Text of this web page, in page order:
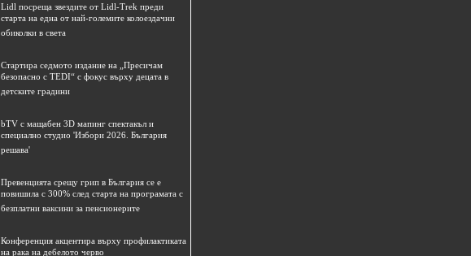
Lidl посреща звездите от Lidl-Trek преди
старта на една от най-големите колоездачни
обиколки в света
Стартира седмото издание на „Пресичам
безопасно с TEDI“ с фокус върху децата в
детските градини
bTV с мащабен 3D мапинг спектакъл и
специално студио 'Избори 2026. България
решава'
Превенцията срещу грип в България се е
повишила с 300% след старта на програмата с
безплатни ваксини за пенсионерите
Конференция акцентира върху профилактиката